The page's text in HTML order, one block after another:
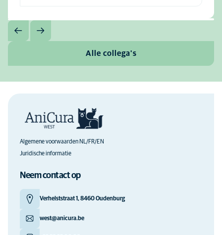
Alle collega's
Algemene voorwaarden NL/FR/EN
Juridische informatie
Neem contact op
Verhelststraat 1, 8460 Oudenburg
west@anicura.be